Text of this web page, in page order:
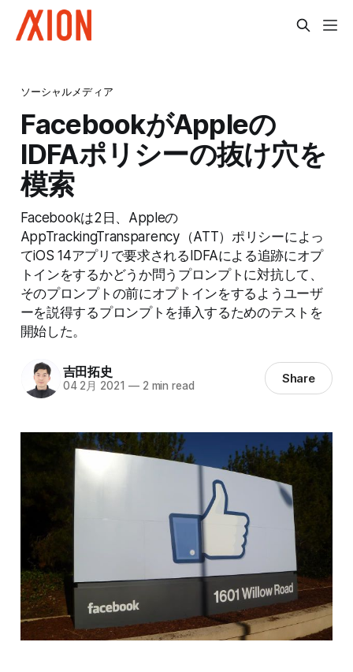
ソーシャルメディア
FacebookがAppleの
IDFAポリシーの抜け穴を
模索
Facebookは2日、Appleの
AppTrackingTransparency（ATT）ポリシーによっ
てiOS 14アプリで要求されるIDFAによる追跡にオプ
トインをするかどうか問うプロンプトに対抗して、
そのプロンプトの前にオプトインをするようユーザ
ーを説得するプロンプトを挿入するためのテストを
開始した。
吉田拓史
04 2月 2021 —2 min read Share